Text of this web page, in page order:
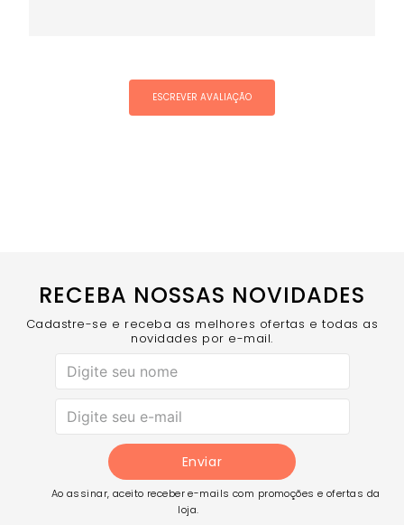
ESCREVER AVALIAÇÃO
RECEBA NOSSAS NOVIDADES
Cadastre-se e receba as melhores ofertas e todas as
novidades por e-mail.
Enviar
Ao assinar, aceito receber e-mails com promoções e ofertas da
loja.